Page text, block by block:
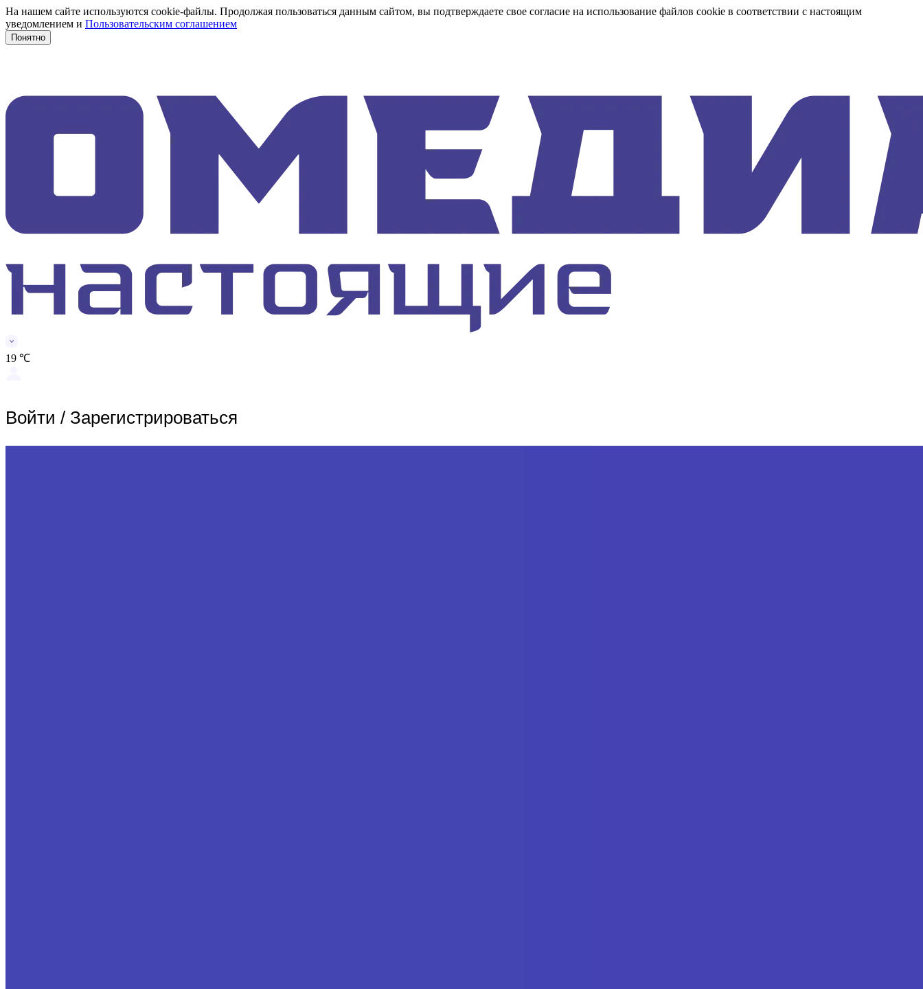
На нашем сайте используются cookie-файлы. Продолжая пользоваться данным сайтом, вы подтверждаете свое согласие на использование файлов cookie в соответствии с настоящим
уведомлением и Пользовательским соглашением
Понятно
19 ℃
Войти / Зарегистрироваться